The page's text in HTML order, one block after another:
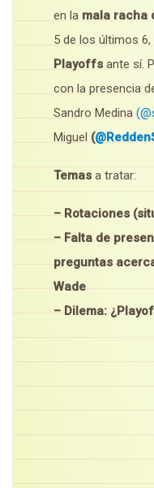
en la mala racha
5 de los últimos 6,
Playoffs ante sí.
con la presencia
Sandro Medina
Miguel (
Temas a tratar:
– Rotaciones
– Falta de
preguntas
Wade
– Dilema: